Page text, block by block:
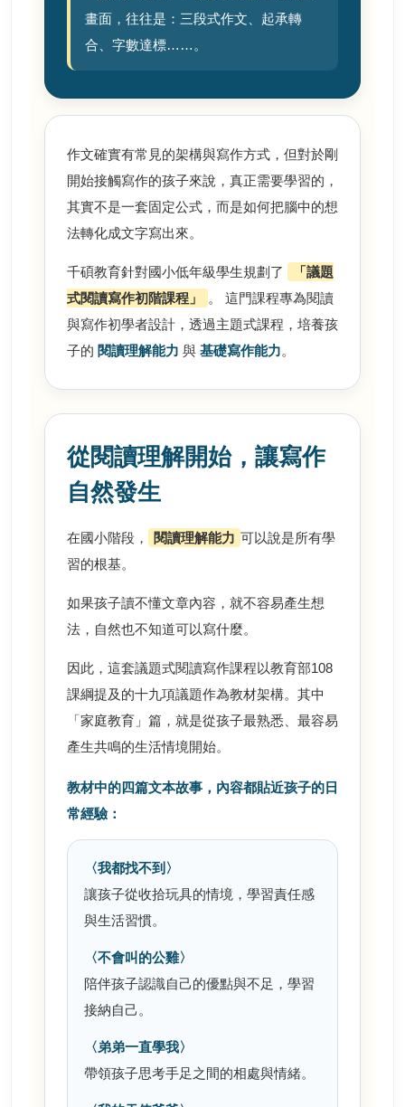
畫面，往往是：三段式作文、起承轉
合、字數達標……。
作文確實有常見的架構與寫作方式，但對於剛
開始接觸寫作的孩子來說，真正需要學習的，
其實不是一套固定公式，而是如何把腦中的想
法轉化成文字寫出來。
千碩教育針對國小低年級學生規劃了
「議題
式閱讀寫作初階課程」
。 這門課程專為閱讀
與寫作初學者設計，透過主題式課程，培養孩
子的 閱讀理解能力 與 基礎寫作能力。
從閱讀理解開始，讓寫作
自然發生
在國小階段， 閱讀理解能力 可以說是所有學
習的根基。
如果孩子讀不懂文章內容，就不容易產生想
法，自然也不知道可以寫什麼。
因此，這套議題式閱讀寫作課程以教育部108
課綱提及的十九項議題作為教材架構。其中
「家庭教育」篇，就是從孩子最熟悉、最容易
產生共鳴的生活情境開始。
教材中的四篇文本故事，內容都貼近孩子的日
常經驗：
〈我都找不到〉
讓孩子從收拾玩具的情境，學習責任感
與生活習慣。
〈不會叫的公雞〉
陪伴孩子認識自己的優點與不足，學習
接納自己。
〈弟弟一直學我〉
帶領孩子思考手足之間的相處與情緒。